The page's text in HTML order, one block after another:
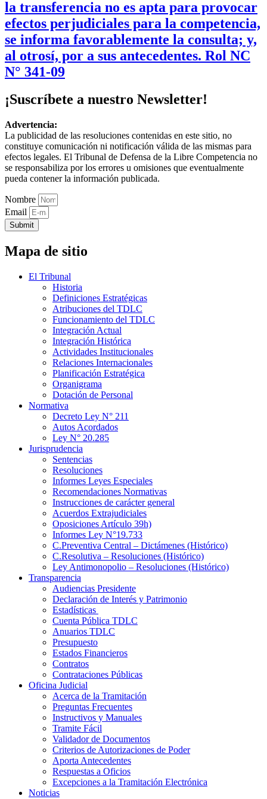
la transferencia no es apta para provocar
efectos perjudiciales para la competencia,
se informa favorablemente la consulta; y,
al otrosí, por a sus antecedentes. Rol NC
N° 341-09
¡Suscríbete a nuestro Newsletter!
Advertencia:
La publicidad de las resoluciones contenidas en este sitio, no
constituye comunicación ni notificación válida de las mismas para
efectos legales. El Tribunal de Defensa de la Libre Competencia no
se responsabiliza por los errores u omisiones que eventualmente
pueda contener la información publicada.
Nombre
Email
Submit
Mapa de sitio
El Tribunal
Historia
Definiciones Estratégicas
Atribuciones del TDLC
Funcionamiento del TDLC
Integración Actual
Integración Histórica
Actividades Institucionales
Relaciones Internacionales
Planificación Estratégica
Organigrama
Dotación de Personal
Normativa
Decreto Ley N° 211
Autos Acordados
Ley N° 20.285
Jurisprudencia
Sentencias
Resoluciones
Informes Leyes Especiales
Recomendaciones Normativas
Instrucciones de carácter general
Acuerdos Extrajudiciales
Oposiciones Artículo 39h)
Informes Ley N°19.733
C.Preventiva Central – Dictámenes (Histórico)
C.Resolutiva – Resoluciones (Histórico)
Ley Antimonopolio – Resoluciones (Histórico)
Transparencia
Audiencias Presidente
Declaración de Interés y Patrimonio
Estadísticas
Cuenta Pública TDLC
Anuarios TDLC
Presupuesto
Estados Financieros
Contratos
Contrataciones Públicas
Oficina Judicial
Acerca de la Tramitación
Preguntas Frecuentes
Instructivos y Manuales
Tramite Fácil
Validador de Documentos
Criterios de Autorizaciones de Poder
Aporta Antecedentes
Respuestas a Oficios
Excepciones a la Tramitación Electrónica
Noticias